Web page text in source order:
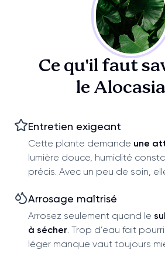
Ce qu'il faut
le
Entretien exigeant
Cette plante demande une
lumière douce, humidité
précis. Avec un peu de soin,
Arrosage maîtrisé
Arrosez seulement quand le
à sécher . Trop d’eau fait
léger manque vaut toujours